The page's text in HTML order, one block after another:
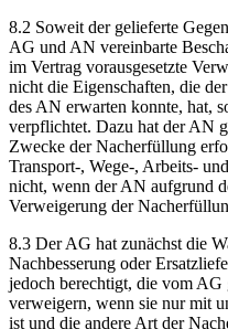
8.2 Soweit der gelieferte
AG und AN vereinbarte
im Vertrag vorausgesetzte
nicht die Eigenschaften, die
des AN erwarten konnte, hat,
verpflichtet. Dazu hat der AN
Zwecke der Nacherfüllung
Transport-, Wege-, Arbeits-
nicht, wenn der AN aufgrund
Verweigerung der
8.3 Der AG hat zunächst die
Nachbesserung oder
jedoch berechtigt, die vom
verweigern, wenn sie nur mit
ist und die andere Art der